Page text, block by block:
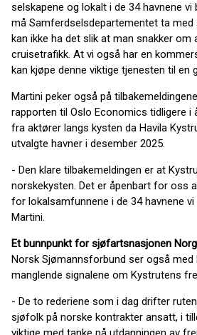
selskapene og lokalt i de 34 havnene
må Samferdselsdepartementet ta med
kan ikke ha det slik at man snakker om
cruisetrafikk. At vi også har en
kan kjøpe denne viktige tjenesten til en
Martini peker også på
rapporten til Oslo Economics tidligere i
fra aktører langs kysten da Havila
utvalgte havner i desember 2025.
- Den klare tilbakemeldingen er at
norskekysten. Det er åpenbart for oss
for lokalsamfunnene i de 34 havnene
Martini.
Et bunnpunkt for sjøfartsnasjonen
Norsk Sjømannsforbund ser også med
manglende signalene om Kystrutens
- De to rederiene som i dag drifter
sjøfolk på norske kontrakter ansatt, i